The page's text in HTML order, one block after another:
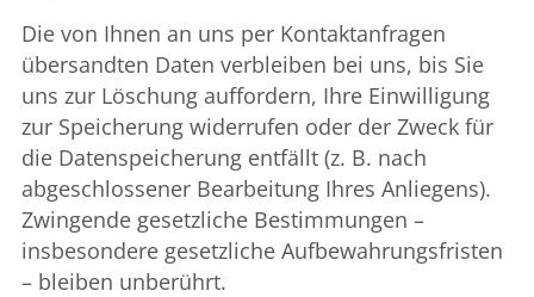
Die von Ihnen an uns per Kontaktanfragen
übersandten Daten verbleiben bei uns, bis Sie
uns zur Löschung auffordern, Ihre Einwilligung
zur Speicherung widerrufen oder der Zweck für
die Datenspeicherung entfällt (z. B. nach
abgeschlossener Bearbeitung Ihres Anliegens).
Zwingende gesetzliche Bestimmungen –
insbesondere gesetzliche Aufbewahrungsfristen
– bleiben unberührt.